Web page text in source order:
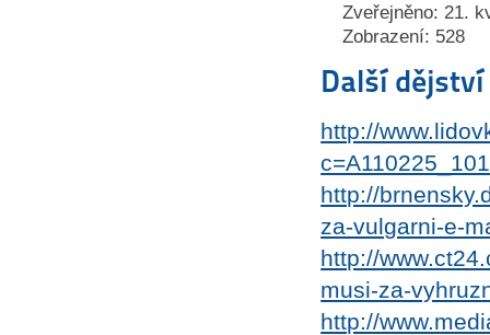
Zveřejněno: 21.
Zobrazení: 528
Další
http://
http://
za-vulgarni-e-
http://
musi-za-
http://